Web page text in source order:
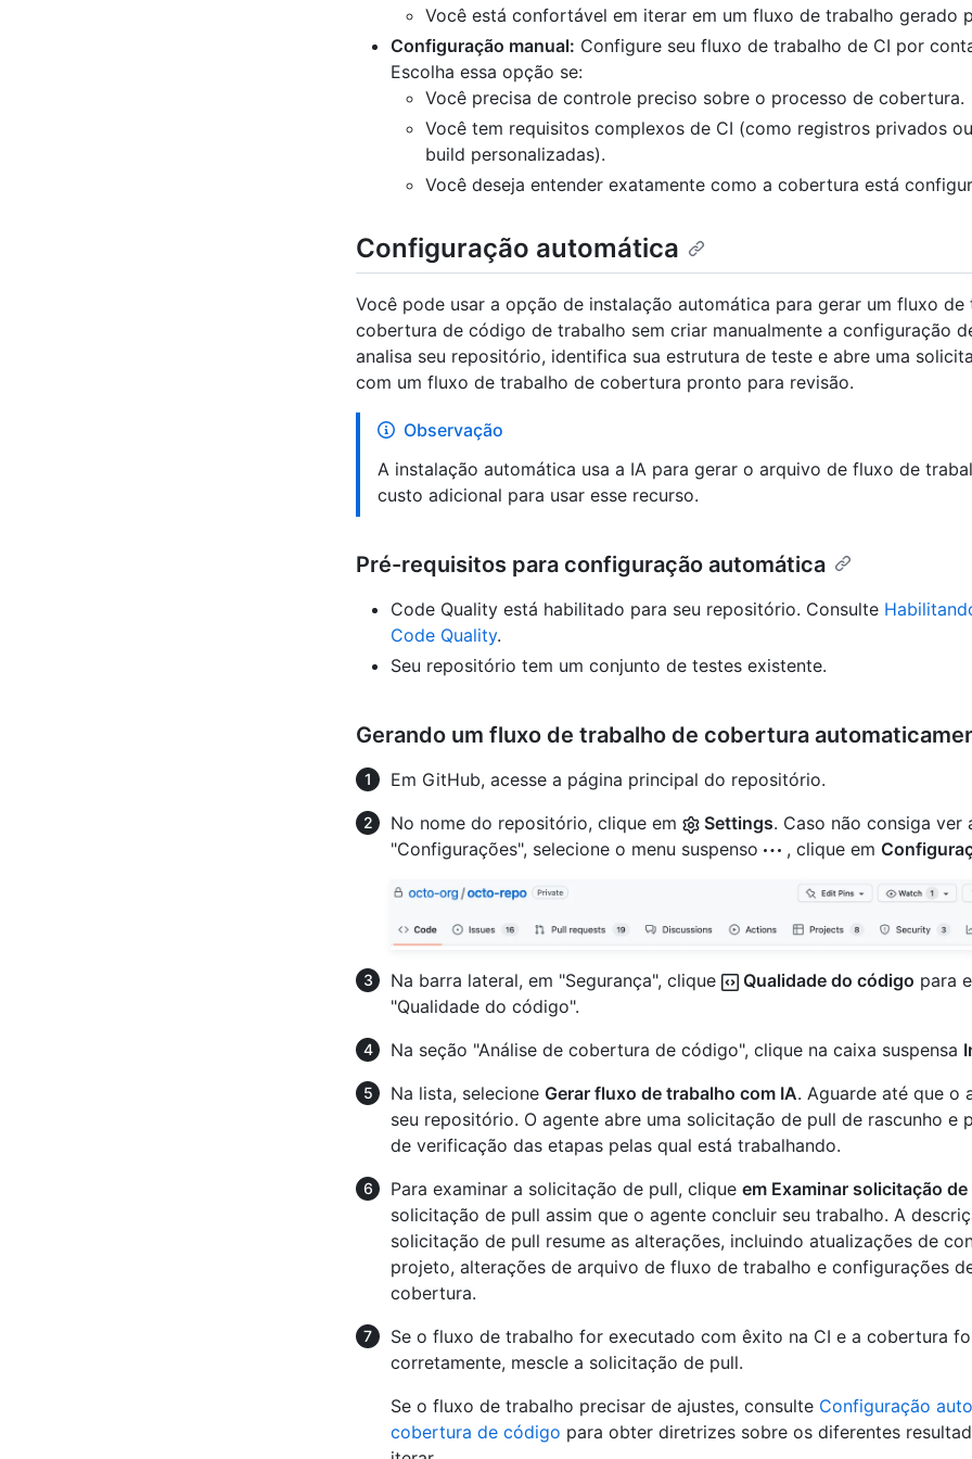
Você está confortável em iterar em um fluxo de trabalho gerado
Configuração manual: Configure seu fluxo de trabalho de CI por
Escolha essa opção se:
Você precisa de controle preciso sobre o processo de cobertura.
Você tem requisitos complexos de CI (como registros privados
build personalizadas).
Você deseja entender exatamente como a cobertura está
Configuração automática
Você pode usar a opção de instalação automática para gerar um fluxo de
cobertura de código de trabalho sem criar manualmente a configuração
analisa seu repositório, identifica sua estrutura de teste e abre uma
com um fluxo de trabalho de cobertura pronto para revisão.
Observação
A instalação automática usa a IA para gerar o arquivo de fluxo de
custo adicional para usar esse recurso.
Pré-requisitos para configuração automática
Code Quality está habilitado para seu repositório. Consulte
Code Quality.
Seu repositório tem um conjunto de testes existente.
Gerando um fluxo de trabalho de cobertura
Em GitHub, acesse a página principal do repositório.
No nome do repositório, clique em
Settings. Caso não consiga ver
"Configurações", selecione o menu suspenso
, clique em
Na barra lateral, em "Segurança", clique Qualidade do código para
"Qualidade do código".
Na seção "Análise de cobertura de código", clique na caixa suspensa
Na lista, selecione Gerar fluxo de trabalho com IA. Aguarde até que o
seu repositório. O agente abre uma solicitação de pull de rascunho e
de verificação das etapas pelas qual está trabalhando.
Para examinar a solicitação de pull, clique em Examinar solicitação
solicitação de pull assim que o agente concluir seu trabalho. A
solicitação de pull resume as alterações, incluindo atualizações de
projeto, alterações de arquivo de fluxo de trabalho e configurações
cobertura.
Se o fluxo de trabalho for executado com êxito na CI e a cobertura
corretamente, mescle a solicitação de pull.
Se o fluxo de trabalho precisar de ajustes, consulte Configuração
cobertura de código para obter diretrizes sobre os diferentes